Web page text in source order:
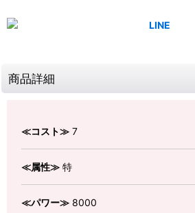
商品詳細
≪コスト≫ 7
≪属性≫ 特
≪パワー≫ 8000